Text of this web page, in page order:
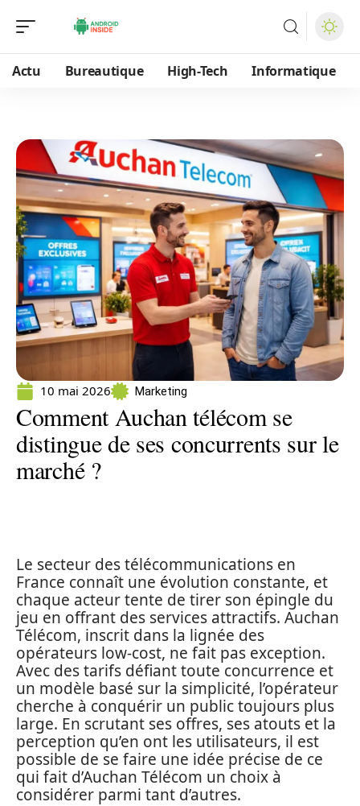
Actu Bureautique High-Tech Informatique
10 mai 2026 Marketing
Comment Auchan télécom se
distingue de ses concurrents sur le
marché ?
Le secteur des télécommunications en
France connaît une évolution constante, et
chaque acteur tente de tirer son épingle du
jeu en offrant des services attractifs. Auchan
Télécom, inscrit dans la lignée des
opérateurs low-cost, ne fait pas exception.
Avec des tarifs défiant toute concurrence et
un modèle basé sur la simplicité, l’opérateur
cherche à conquérir un public toujours plus
large. En scrutant ses offres, ses atouts et la
perception qu’en ont les utilisateurs, il est
possible de se faire une idée précise de ce
qui fait d’Auchan Télécom un choix à
considérer parmi tant d’autres.